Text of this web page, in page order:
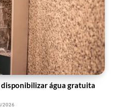
disponibilizar água gratuita
2026